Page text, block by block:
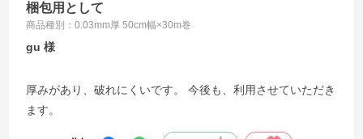
梱包用として
商品種別：0.03mm厚 50cm幅×30m巻
gu
厚みがあり、破れにくいです。 今後も、利用させていただき
ます。